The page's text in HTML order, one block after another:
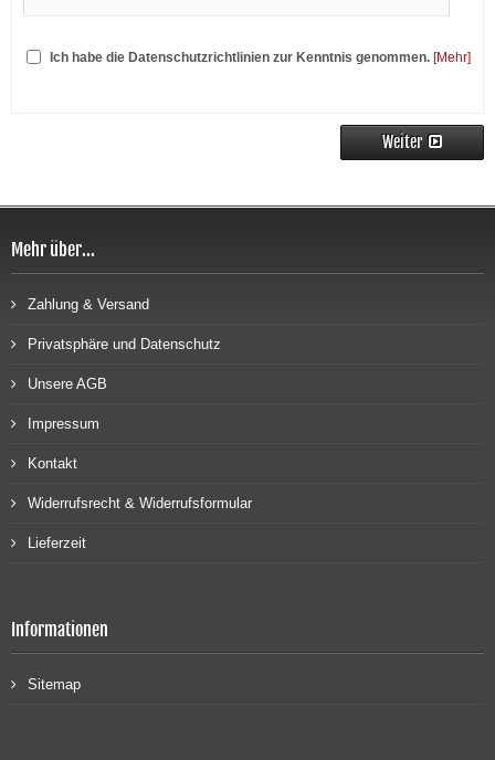
Ich habe die Datenschutzrichtlinien zur Kenntnis genommen. [Mehr]
Weiter
Mehr über...
Zahlung & Versand
Privatsphäre und Datenschutz
Unsere AGB
Impressum
Kontakt
Widerrufsrecht & Widerrufsformular
Lieferzeit
Informationen
Sitemap